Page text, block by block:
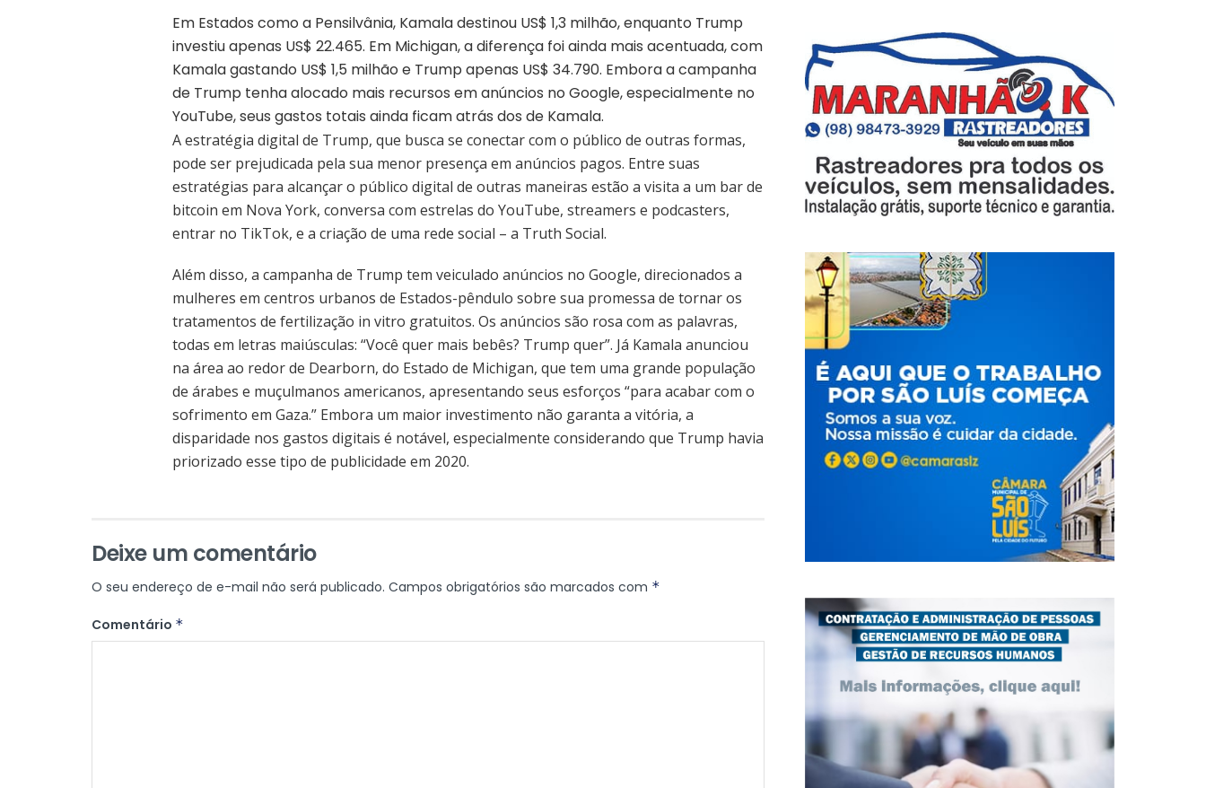
Em Estados como a Pensilvânia, Kamala destinou US$ 1,3 milhão, enquanto Trump
investiu apenas US$ 22.465. Em Michigan, a diferença foi ainda mais acentuada, com
Kamala gastando US$ 1,5 milhão e Trump apenas US$ 34.790. Embora a campanha
de Trump tenha alocado mais recursos em anúncios no Google, especialmente no
YouTube, seus gastos totais ainda ficam atrás dos de Kamala.
A estratégia digital de Trump, que busca se conectar com o público de outras formas,
pode ser prejudicada pela sua menor presença em anúncios pagos. Entre suas
estratégias para alcançar o público digital de outras maneiras estão a visita a um bar de
bitcoin em Nova York, conversa com estrelas do YouTube, streamers e podcasters,
entrar no TikTok, e a criação de uma rede social – a Truth Social.
Além disso, a campanha de Trump tem veiculado anúncios no Google, direcionados a
mulheres em centros urbanos de Estados-pêndulo sobre sua promessa de tornar os
tratamentos de fertilização in vitro gratuitos. Os anúncios são rosa com as palavras,
todas em letras maiúsculas: “Você quer mais bebês? Trump quer”. Já Kamala anunciou
na área ao redor de Dearborn, do Estado de Michigan, que tem uma grande população
de árabes e muçulmanos americanos, apresentando seus esforços “para acabar com o
sofrimento em Gaza.” Embora um maior investimento não garanta a vitória, a
disparidade nos gastos digitais é notável, especialmente considerando que Trump havia
priorizado esse tipo de publicidade em 2020.
Deixe um comentário
O seu endereço de e-mail não será publicado. Campos obrigatórios são marcados com *
Comentário *